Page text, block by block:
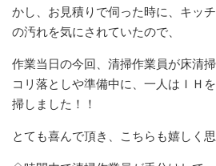
かし、お見積りで伺った時に、キッ
の汚れを気にされていたので、
作業当日の今回、清掃作業員が床清
コリ落としや準備中に、一人はＩＨ
掃しました！！
とても喜んで頂き、こちらも嬉しく思